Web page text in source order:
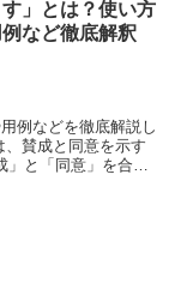
す」とは？使い方
など徹底解釈
例などを徹底解説し
賛成と同意を示す
」と「同意」を合わ